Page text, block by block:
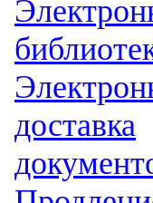
доставка